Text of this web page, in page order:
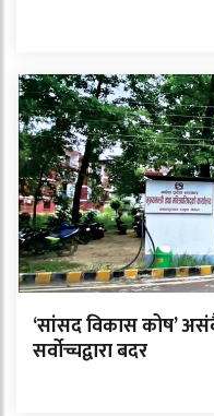
‘सांसद विकास कोष’
सर्वोच्चद्वारा बदर